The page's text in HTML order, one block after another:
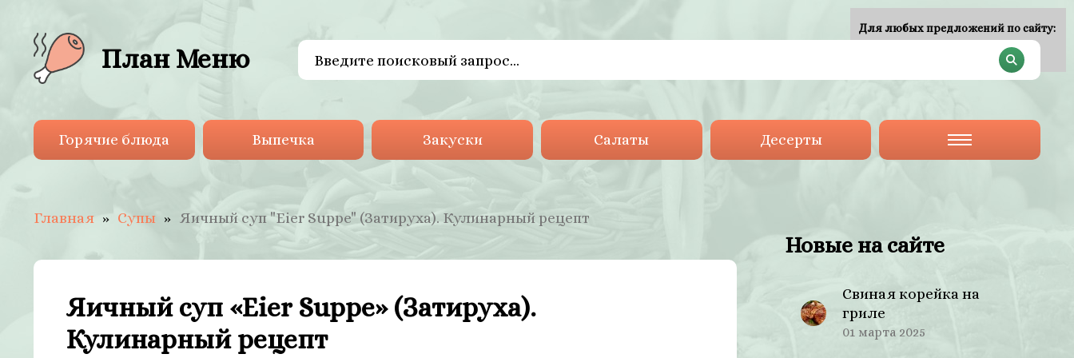
План Меню
Горячие блюда Выпечка Закуски Салаты Десерты
Главная Супы Яичный суп "Eier Suppe" (Затируха). Кулинарный рецепт
Яичный суп «Eier Suppe» (Затируха).
Кулинарный рецепт
Новые на сайте
Свиная корейка на
гриле
01 марта 2025
Для любых предложений по сайту: